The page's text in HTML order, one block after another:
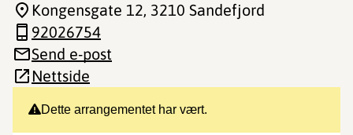
Dette arrangementet har vært.
Kongensgate 12, 3210 Sandefjord
92026754
Send e-post
Nettside